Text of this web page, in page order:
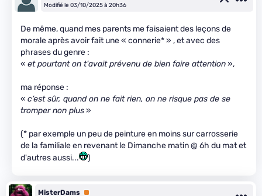
Modifié le 03/10/2025 à 20h36
De même, quand mes parents me faisaient des leçons de
morale après avoir fait une « connerie* » , et avec des
phrases du genre :
« et pourtant on t’avait prévenu de bien faire attention»,
ma réponse :
« c’est sûr, quand on ne fait rien, on ne risque pas de se
tromper non plus»
(* par exemple un peu de peinture en moins sur carrosserie
de la familiale en revenant le Dimanche matin @ 6h du mat et
d'autres aussi...
)
MisterDams Premium